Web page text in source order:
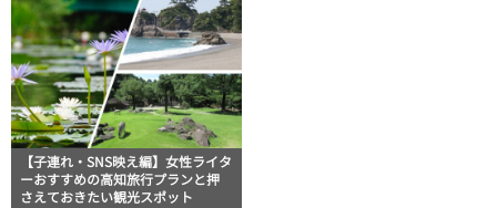
【子連れ・SNS映え編】女性ライタ
ーおすすめの高知旅行プランと押
さえておきたい観光スポット